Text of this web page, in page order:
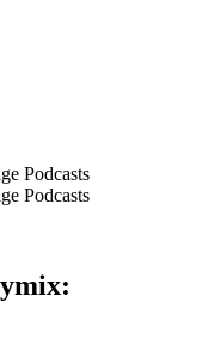
Podcasts
Podcasts